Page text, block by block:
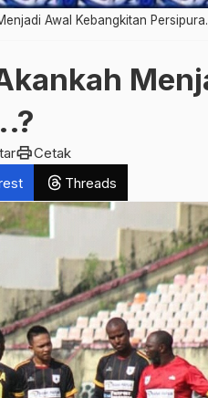
Awal Kebangkitan
printCetak
Threads